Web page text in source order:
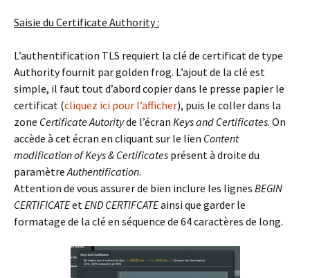
Saisie du Certificate Authority :
L’authentification TLS requiert la clé de certificat de type
Authority fournit par golden frog. L’ajout de la clé est
simple, il faut tout d’abord copier dans le presse papier le
certificat (cliquez ici pour l’afficher), puis le coller dans la
zone Certificate Autorityde l’écran Keys and Certificates. On
accède à cet écran en cliquant sur le lien Content
modification of Keys & Certificates présent à droite du
paramètreAuthentification.
Attention de vous assurer de bien inclure les lignes BEGIN
CERTIFICATEet END CERTIFCATEainsi que garder le
formatage de la clé en séquence de 64 caractères de long.